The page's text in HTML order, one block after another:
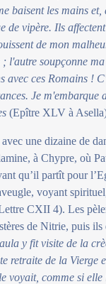
baisent les mains
de vipère. Ils
de mon
l'autre soupçonne
avec ces Romains !
Je m'embarque
(Epître XLV à
une dizaine de
à Chypre, où
qu’il partît pour
voyant
CXII 4). Les
de Nitrie, puis ils
y fit visite de la
retraite de la Vierge
voyait, comme si elle